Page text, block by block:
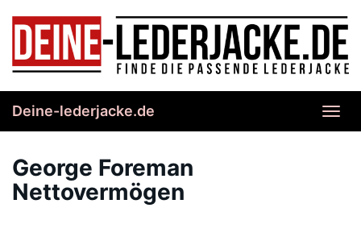
content
Deine-lederjacke.de
George Foreman
Nettovermögen